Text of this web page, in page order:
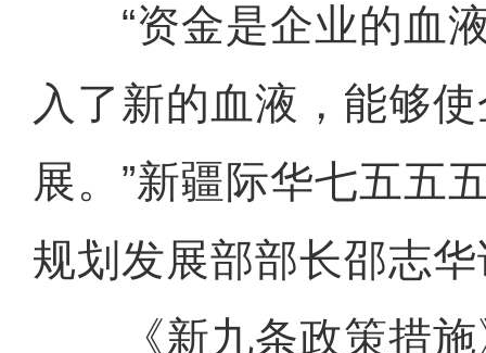
“资金是企业的血液
入了新的血液，能够
展。”新疆际华七五五
规划发展部部长邵志
《新九条政策措施